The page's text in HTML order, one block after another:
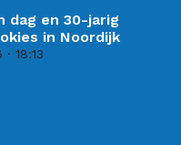
dag en 30-jarig
in Noordijk
18:13